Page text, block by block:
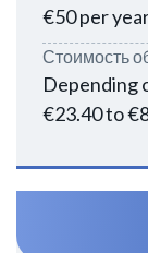
€50 per
Стоимость
Depending
€23.40 to